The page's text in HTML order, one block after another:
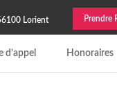
Lorient Prendre
d’appel Honoraires